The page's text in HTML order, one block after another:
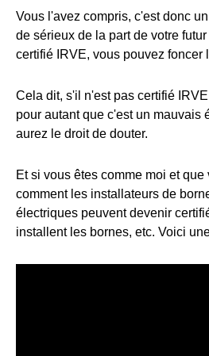
Vous l'avez compris, c'est donc
de sérieux de la part de votre
certifié IRVE, vous pouvez foncer
Cela dit, s'il n'est pas certifié
pour autant que c'est un mauvais
aurez le droit de douter.
Et si vous êtes comme moi et
comment les installateurs de
électriques peuvent devenir
installent les bornes, etc. Voici